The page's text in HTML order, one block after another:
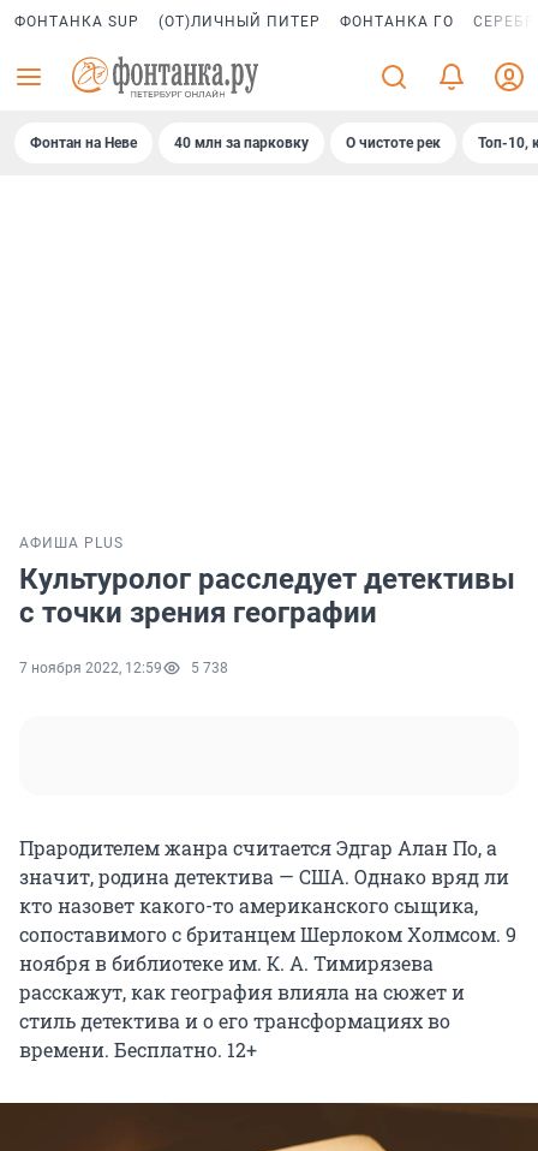
ФОНТАНКА SUP (ОТ)ЛИЧНЫЙ ПИТЕР ФОНТАНКА ГО
Фонтан на Неве 40 млн за парковку О чистоте рек Топ-10,
АФИША PLUS
Культуролог расследует детективы
с точки зрения географии
7 ноября 2022, 12:59 5 738
Прародителем жанра считается Эдгар Алан По, а
значит, родина детектива — США. Однако вряд ли
кто назовет какого-то американского сыщика,
сопоставимого с британцем Шерлоком Холмсом. 9
ноября в библиотеке им. К. А. Тимирязева
расскажут, как география влияла на сюжет и
стиль детектива и о его трансформациях во
времени. Бесплатно. 12+